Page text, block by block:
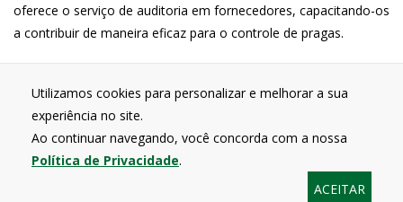
oferece o serviço de auditoria em fornecedores, capacitando-os
a contribuir de maneira eficaz para o controle de pragas.
Proativa Pragas
Rua Maria Cândida, 897 - Vila Guilherme
CEP 02071-011 - São Paulo - SP
(11)2218-1629 | (11)2218-0113 | (11)2218-2014
Utilizamos cookies para personalizar e melhorar a sua
experiência no site.
Ao continuar navegando, você concorda com a nossa
Política de Privacidade.
ACEITAR